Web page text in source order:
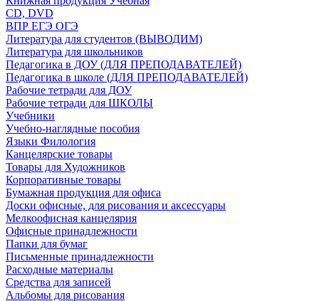
CD, DVD
ВПР ЕГЭ ОГЭ
Литература для студентов (ВЫВОДИМ)
Литература для школьников
Педагогика в ДОУ (ДЛЯ ПРЕПОДАВАТЕЛЕЙ)
Педагогика в школе (ДЛЯ ПРЕПОДАВАТЕЛЕЙ)
Рабочие тетради для ДОУ
Рабочие тетради для ШКОЛЫ
Учебники
Учебно-наглядные пособия
Языки Филология
Канцелярские товары
Товары для Художников
Корпоративные товары
Бумажная продукция для офиса
Доски офисные, для рисования и аксессуары
Мелкоофисная канцелярия
Офисные принадлежности
Папки для бумаг
Письменные принадлежности
Расходные материалы
Средства для записей
Альбомы для рисования